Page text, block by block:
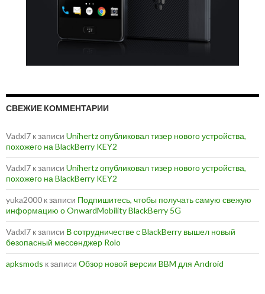
СВЕЖИЕ КОММЕНТАРИИ
Vadxl7 к записи Unihertz опубликовал тизер нового устройства,
похожего на BlackBerry KEY2
Vadxl7 к записи Unihertz опубликовал тизер нового устройства,
похожего на BlackBerry KEY2
yuka2000 к записи Подпишитесь, чтобы получать самую свежую
информацию о OnwardMobility BlackBerry 5G
Vadxl7 к записи В сотрудничестве с BlackBerry вышел новый
безопасный мессенджер Rolo
apksmods к записи Обзор новой версии BBM для Android